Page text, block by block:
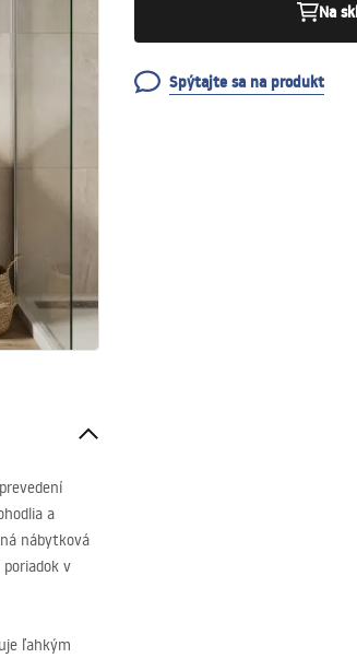
Na
Spýtajte sa na produkt
a
nábytková
v
ľahkým